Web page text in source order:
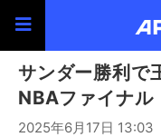
サンダー勝利で
NBAファイナル
2025年6月17日 13:03